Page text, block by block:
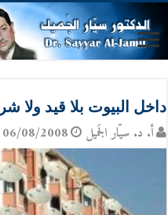
داخل البيوت بلا قيد ولا
أ. د. سيّار الجَميل 06/08/2008